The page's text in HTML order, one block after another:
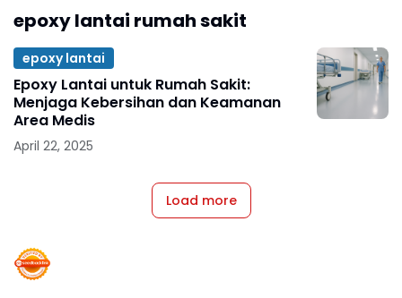
epoxy lantai rumah sakit
epoxy lantai
Epoxy Lantai untuk Rumah Sakit:
Menjaga Kebersihan dan Keamanan
Area Medis
April 22, 2025
Load more